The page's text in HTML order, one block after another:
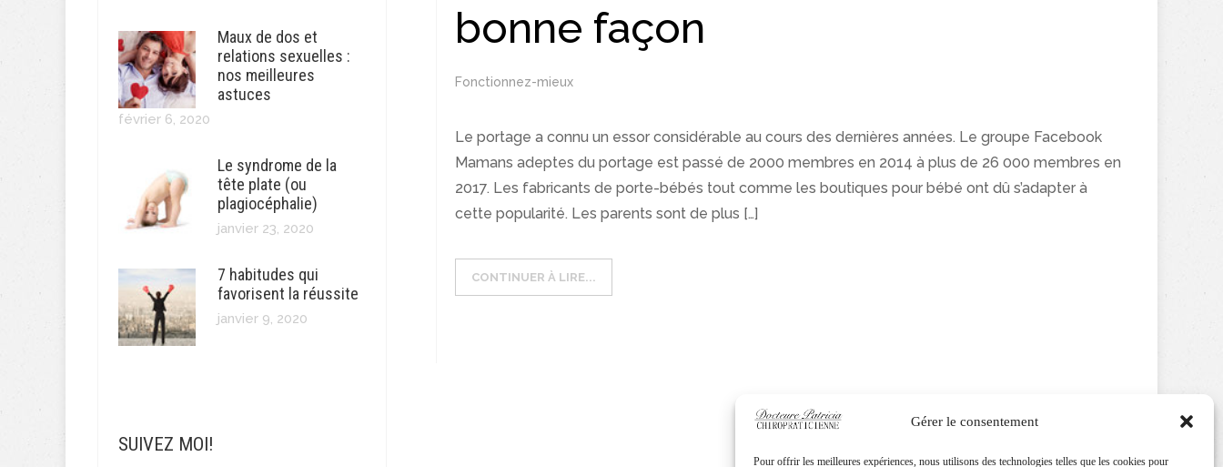
Gérer le consentement
Pour offrir les meilleures expériences, nous utilisons des technologies telles que les cookies pour
Maux de dos et
relations sexuelles :
nos meilleures
astuces
février 6, 2020
Le syndrome de la
tête plate (ou
plagiocéphalie)
janvier 23, 2020
7 habitudes qui
favorisent la réussite
janvier 9, 2020
SUIVEZ MOI!
bonne façon
Fonctionnez-mieux
Le portage a connu un essor considérable au cours des dernières années. Le groupe Facebook
Mamans adeptes du portage est passé de 2000 membres en 2014 à plus de 26 000 membres en
2017. Les fabricants de porte-bébés tout comme les boutiques pour bébé ont dû s’adapter à
cette popularité. Les parents sont de plus […]
CONTINUER À LIRE...